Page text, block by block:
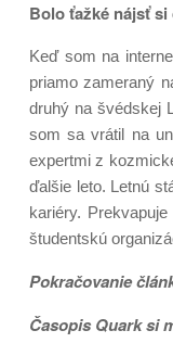
Bolo ťažké nájsť
Keď som na
priamo zameraný
druhý na švédskej
som sa vrátil na
expertmi z
ďalšie leto. Letnú
kariéry.
študentskú
Pokračovanie
Časopis Quark si